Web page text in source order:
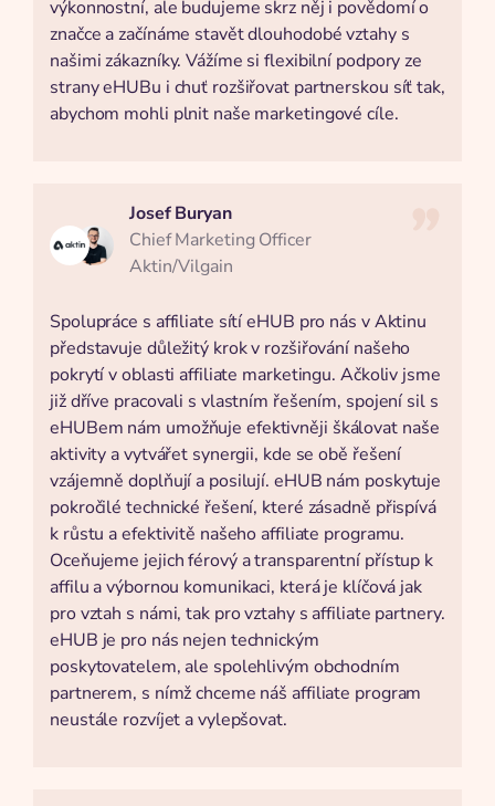
výkonnostní, ale budujeme skrz něj i povědomí o
značce a začínáme stavět dlouhodobé vztahy s
našimi zákazníky. Vážíme si flexibilní podpory ze
strany eHUBu i chuť rozšiřovat partnerskou síť tak,
abychom mohli plnit naše marketingové cíle.
Josef Buryan
Chief Marketing Officer
Aktin/Vilgain
Spolupráce s affiliate sítí eHUB pro nás v Aktinu
představuje důležitý krok v rozšiřování našeho
pokrytí v oblasti affiliate marketingu. Ačkoliv jsme
již dříve pracovali s vlastním řešením, spojení sil s
eHUBem nám umožňuje efektivněji škálovat naše
aktivity a vytvářet synergii, kde se obě řešení
vzájemně doplňují a posilují. eHUB nám poskytuje
pokročilé technické řešení, které zásadně přispívá
k růstu a efektivitě našeho affiliate programu.
Oceňujeme jejich férový a transparentní přístup k
affilu a výbornou komunikaci, která je klíčová jak
pro vztah s námi, tak pro vztahy s affiliate partnery.
eHUB je pro nás nejen technickým
poskytovatelem, ale spolehlivým obchodním
partnerem, s nímž chceme náš affiliate program
neustále rozvíjet a vylepšovat.